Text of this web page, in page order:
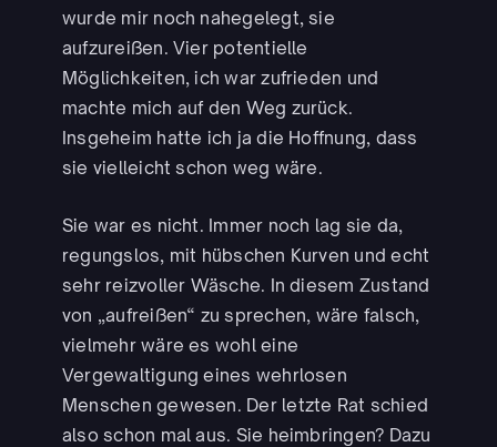
wurde mir noch nahegelegt, sie
aufzureißen. Vier potentielle
Möglichkeiten, ich war zufrieden und
machte mich auf den Weg zurück.
Insgeheim hatte ich ja die Hoffnung, dass
sie vielleicht schon weg wäre.
Sie war es nicht. Immer noch lag sie da,
regungslos, mit hübschen Kurven und echt
sehr reizvoller Wäsche. In diesem Zustand
von „aufreißen“ zu sprechen, wäre falsch,
vielmehr wäre es wohl eine
Vergewaltigung eines wehrlosen
Menschen gewesen. Der letzte Rat schied
also schon mal aus. Sie heimbringen? Dazu